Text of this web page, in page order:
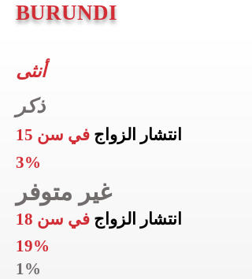
BURUNDI
أنثى
ذكر
انتشار الزواج في سن 15
3%
غير متوفر
انتشار الزواج في سن 18
19%
1%